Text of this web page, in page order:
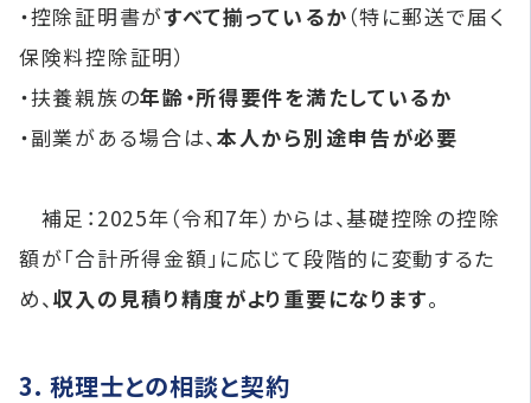
・控除証明書がすべて揃っているか（特に郵送で届く
保険料控除証明）
・扶養親族の年齢・所得要件を満たしているか
・副業がある場合は、本人から別途申告が必要
補足：2025年（令和7年）からは、基礎控除の控除
額が「合計所得金額」に応じて段階的に変動するた
め、収入の見積り精度がより重要になります。
3. 税理士との相談と契約